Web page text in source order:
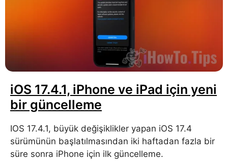
iOS 17.4.1, iPhone ve iPad için yeni
bir güncelleme
IOS 17.4.1, büyük değişiklikler yapan iOS 17.4
sürümünün başlatılmasından iki haftadan fazla bir
süre sonra iPhone için ilk güncelleme.